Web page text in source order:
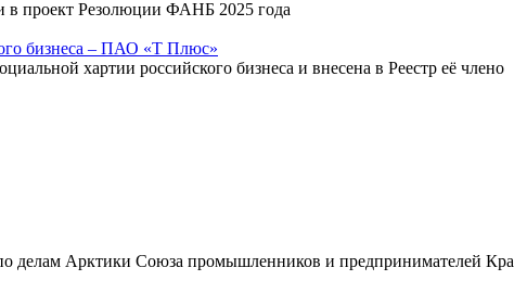
в проект Резолюции ФАНБ 2025 года
бизнеса – ПАО «Т Плюс»
хартии российского бизнеса и внесена в Реестр её члено
делам Арктики Союза промышленников и предпринимателей